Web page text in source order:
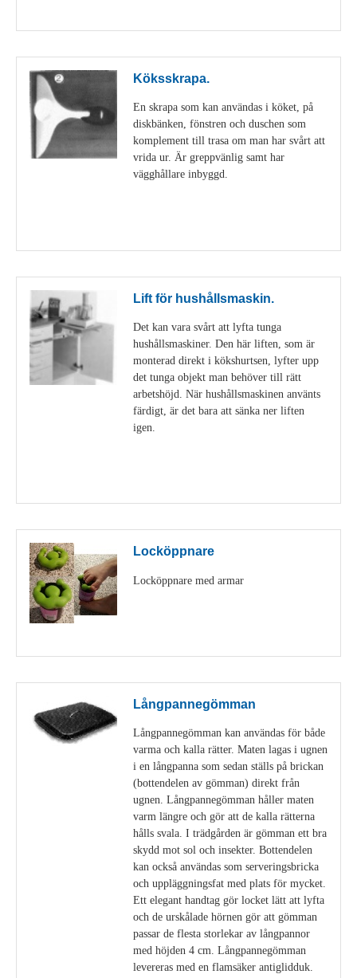
Köksskrapa.
En skrapa som kan användas i köket, på
diskbänken, fönstren och duschen som
komplement till trasa om man har svårt att
vrida ur. Är greppvänlig samt har
vägghållare inbyggd.
Lift för hushållsmaskin.
Det kan vara svårt att lyfta tunga
hushållsmaskiner. Den här liften, som är
monterad direkt i kökshurtsen, lyfter upp
det tunga objekt man behöver till rätt
arbetshöjd. När hushållsmaskinen använts
färdigt, är det bara att sänka ner liften
igen.
Locköppnare
Locköppnare med armar
Långpannegömman
Långpannegömman kan användas för både
varma och kalla rätter. Maten lagas i ugnen
i en långpanna som sedan ställs på brickan
(bottendelen av gömman) direkt från
ugnen. Långpannegömman håller maten
varm längre och gör att de kalla rätterna
hålls svala. I trädgården är gömman ett bra
skydd mot sol och insekter. Bottendelen
kan också användas som serveringsbricka
och uppläggningsfat med plats för mycket.
Ett elegant handtag gör locket lätt att lyfta
och de urskålade hörnen gör att gömman
passar de flesta storlekar av långpannor
med höjden 4 cm. Långpannegömman
levereras med en flamsäker antiglidduk.